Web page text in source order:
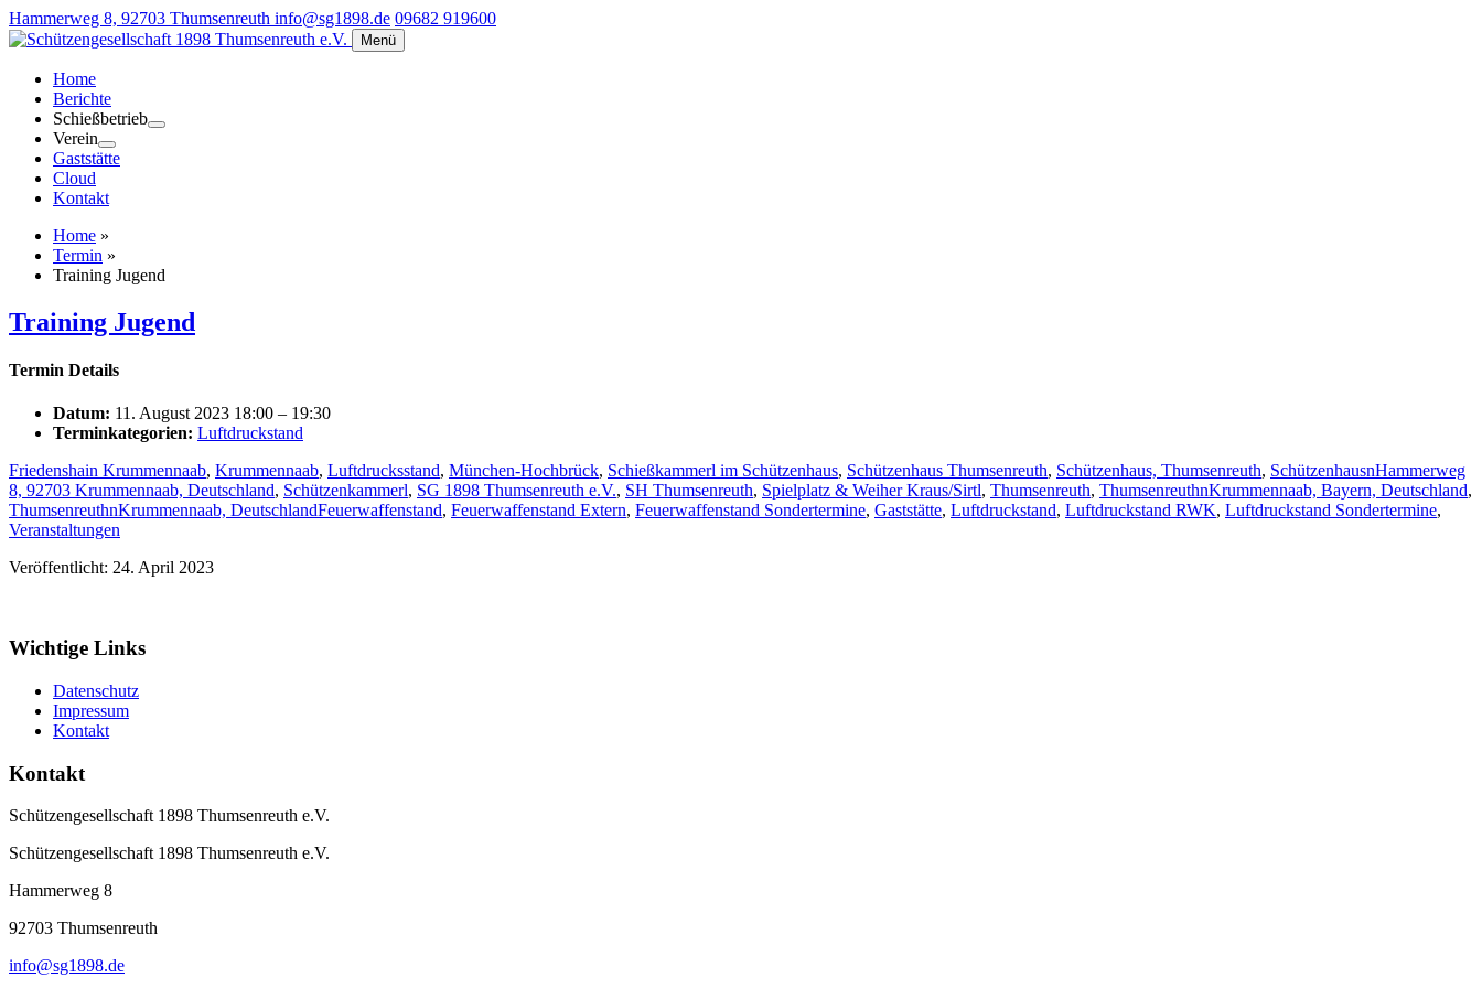
Hammerweg 8, 92703 Thumsenreuth info@sg1898.de 09682 919600
Menü
Home
Berichte
Schießbetrieb
Verein
Gaststätte
Cloud
Kontakt
Home »
Termin »
Training Jugend
Training Jugend
Termin Details
Datum: 11. August 2023 18:00 – 19:30
Terminkategorien: Luftdruckstand
Friedenshain Krummennaab, Krummennaab, Luftdrucksstand, München-Hochbrück, Schießkammerl im Schützenhaus, Schützenhaus Thumsenreuth, Schützenhaus, Thumsenreuth, SchützenhausnHammerweg
8, 92703 Krummennaab, Deutschland, Schützenkammerl, SG 1898 Thumsenreuth e.V., SH Thumsenreuth, Spielplatz & Weiher Kraus/Sirtl, Thumsenreuth, ThumsenreuthnKrummennaab, Bayern, Deutschland,
ThumsenreuthnKrummennaab, DeutschlandFeuerwaffenstand, Feuerwaffenstand Extern, Feuerwaffenstand Sondertermine, Gaststätte, Luftdruckstand, Luftdruckstand RWK, Luftdruckstand Sondertermine,
Veranstaltungen
Veröffentlicht: 24. April 2023
Wichtige Links
Datenschutz
Impressum
Kontakt
Kontakt
Schützengesellschaft 1898 Thumsenreuth e.V.
Schützengesellschaft 1898 Thumsenreuth e.V.
Hammerweg 8
92703 Thumsenreuth
info@sg1898.de